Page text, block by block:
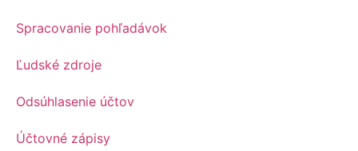
Spracovanie pohľadávok
Ľudské zdroje
Odsúhlasenie účtov
Účtovné zápisy